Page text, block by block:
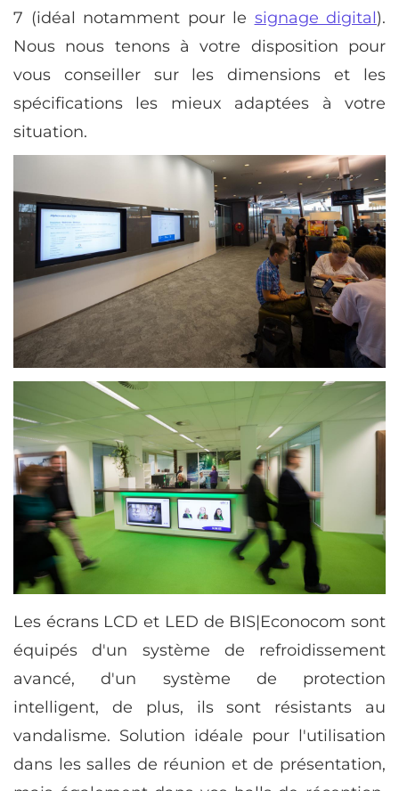
7 (idéal notamment pour le signage digital).
Nous nous tenons à votre disposition pour
vous conseiller sur les dimensions et les
spécifications les mieux adaptées à votre
situation.
Les écrans LCD et LED de BIS|Econocom sont
équipés d'un système de refroidissement
avancé, d'un système de protection
intelligent, de plus, ils sont résistants au
vandalisme. Solution idéale pour l'utilisation
dans les salles de réunion et de présentation,